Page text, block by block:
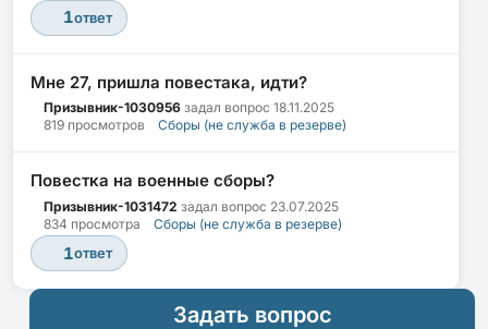
1ответ
Мне 27, пришла повестака, идти?
Призывник-1030956 задал вопрос 18.11.2025
819 просмотров
Сборы (не служба в резерве)
Повестка на военные сборы?
Призывник-1031472 задал вопрос 23.07.2025
834 просмотра
Сборы (не служба в резерве)
1ответ
Задать вопрос